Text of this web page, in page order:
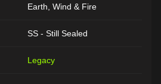
Earth, Wind & Fire
SS - Still Sealed
Legacy